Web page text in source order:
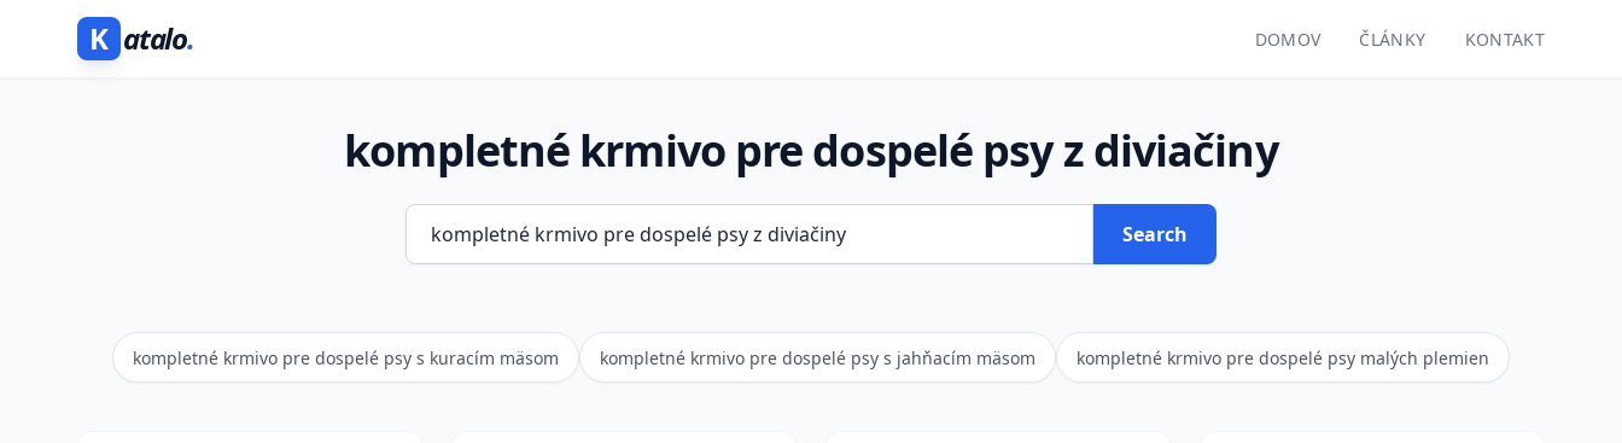
K atalo. DOMOV ČLÁNKY KONTAKT
kompletné krmivo pre dospelé psy z diviačiny
Search
kompletné krmivo pre dospelé psy s kuracím mäsom kompletné krmivo pre dospelé psy s jahňacím mäsom kompletné krmivo pre dospelé psy malých plemien